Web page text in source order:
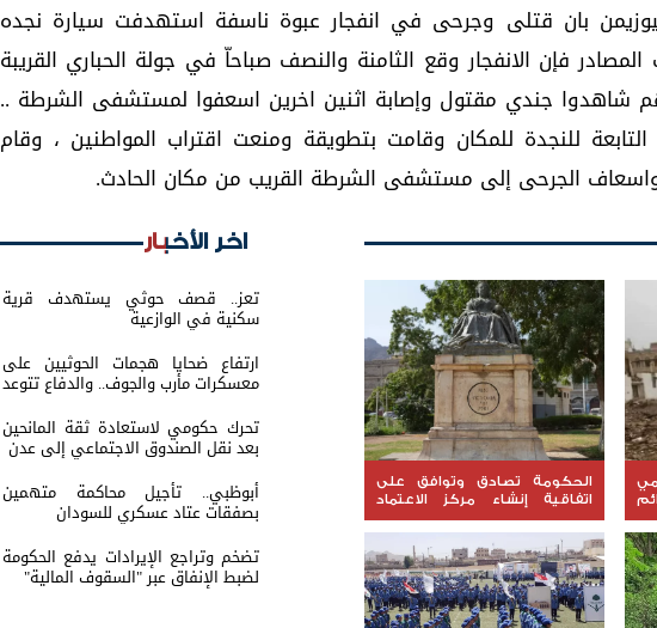
بان قتلى وجرحى في انفجار عبوة ناسفة استهدفت سيارة نجده
فإن الانفجار وقع الثامنة والنصف صباحاّ في جولة الحباري القريبة
شاهدوا جندي مقتول وإصابة اثنين اخرين اسعفوا لمستشفى الشرطة ..
للنجدة للمكان وقامت بتطويقة ومنعت اقتراب المواطنين ، وقام
واسعاف الجرحى إلى مستشفى الشرطة القريب من مكان الحادث.
الحكومة تصادق وتوافق على
اتفاقية إنشاء مركز الاعتماد
الخليجي ومشروعين للمياه
اخر الأخبار
تعز.. قصف حوثي يستهدف قرية
سكنية في الوازعية
ارتفاع ضحايا هجمات الحوثيين على
معسكرات مأرب والجوف.. والدفاع تتوعد
تحرك حكومي لاستعادة ثقة المانحين
بعد نقل الصندوق الاجتماعي إلى عدن
أبوظبي.. تأجيل محاكمة متهمين
بصفقات عتاد عسكري للسودان
تضخم وتراجع الإيرادات يدفع الحكومة
لضبط الإنفاق عبر "السقوف المالية"